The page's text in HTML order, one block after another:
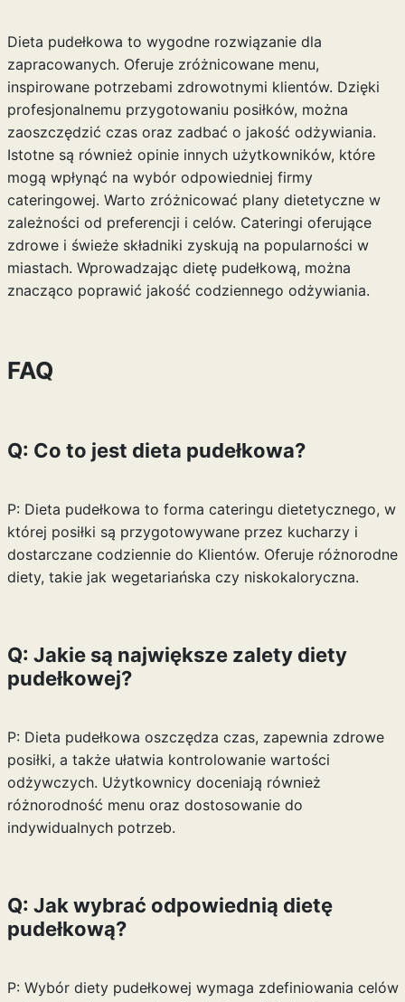
Dieta pudełkowa to wygodne rozwiązanie dla
zapracowanych. Oferuje zróżnicowane menu,
inspirowane potrzebami zdrowotnymi klientów. Dzięki
profesjonalnemu przygotowaniu posiłków, można
zaoszczędzić czas oraz zadbać o jakość odżywiania.
Istotne są również opinie innych użytkowników, które
mogą wpłynąć na wybór odpowiedniej firmy
cateringowej. Warto zróżnicować plany dietetyczne w
zależności od preferencji i celów. Cateringi oferujące
zdrowe i świeże składniki zyskują na popularności w
miastach. Wprowadzając dietę pudełkową, można
znacząco poprawić jakość codziennego odżywiania.
FAQ
Q: Co to jest dieta pudełkowa?
P: Dieta pudełkowa to forma cateringu dietetycznego, w
której posiłki są przygotowywane przez kucharzy i
dostarczane codziennie do Klientów. Oferuje różnorodne
diety, takie jak wegetariańska czy niskokaloryczna.
Q: Jakie są największe zalety diety
pudełkowej?
P: Dieta pudełkowa oszczędza czas, zapewnia zdrowe
posiłki, a także ułatwia kontrolowanie wartości
odżywczych. Użytkownicy doceniają również
różnorodność menu oraz dostosowanie do
indywidualnych potrzeb.
Q: Jak wybrać odpowiednią dietę
pudełkową?
P: Wybór diety pudełkowej wymaga zdefiniowania celów